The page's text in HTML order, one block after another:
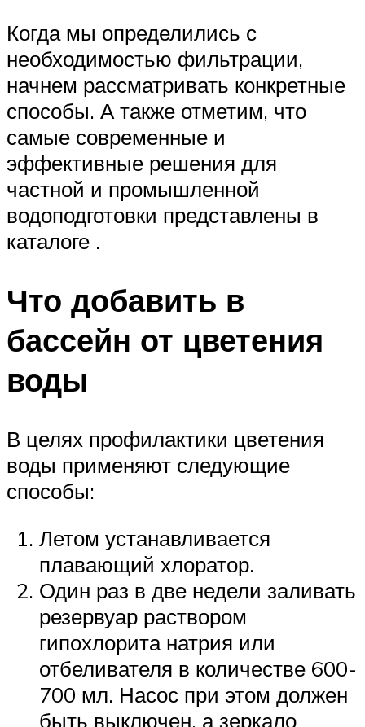
Когда мы определились с
необходимостью фильтрации,
начнем рассматривать конкретные
способы. А также отметим, что
самые современные и
эффективные решения для
частной и промышленной
водоподготовки представлены в
каталоге .
Что добавить в
бассейн от цветения
воды
В целях профилактики цветения
воды применяют следующие
способы:
Летом устанавливается
плавающий хлоратор.
Один раз в две недели заливать
резервуар раствором
гипохлорита натрия или
отбеливателя в количестве 600-
700 мл. Насос при этом должен
быть выключен, а зеркало